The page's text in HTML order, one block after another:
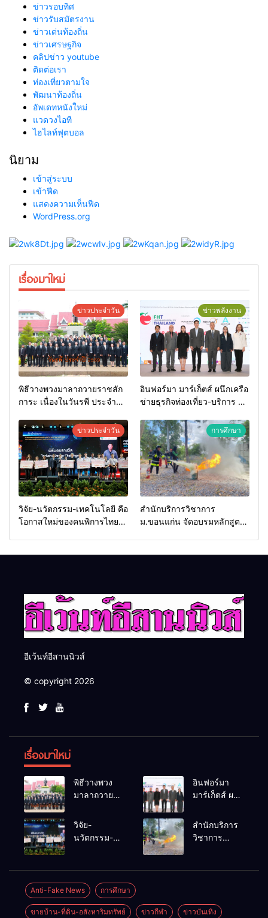
ข่าวรอบทิศ
ข่าวรับสมัตรงาน
ข่าวเด่นท้องถิ่น
ข่าวเศรษฐกิจ
คลิปข่าว youtube
ติดต่อเรา
ท่องเที่ยวตามใจ
พัฒนาท้องถิ่น
อัพเดทหนังใหม่
แวดวงไอที
ไฮไลท์ฟุตบอล
นิยาม
เข้าสู่ระบบ
เข้าฟีด
แสดงความเห็นฟีด
WordPress.org
เรื่องมาใหม่
ข่าวประจำวัน
พิธีวางพวงมาลาถวายราชสัก
การะ เนื่องในวันรพี ประจำปี
วันรพี เพื่อเชื่อมความสัมพันธ์
อันดีของหน่วยงานใน
กระบวนการยุติธรรม
ข่าวพลังงาน
อินฟอร์มา มาร์เก็ตส์ ผนึกเครือ
ข่ายธุรกิจท่องเที่ยว-บริการ จัด
2026 เชื่อม 4 งานใหญ่ สร้าง
โอกาสธุรกิจครบวงจร ด้วย
ครับ
ข่าวประจำวัน
วิจัย-นวัตกรรม-เทคโนโลยี คือ
โอกาสใหม่ของคนพิการไทย
การศึกษา
สำนักบริการวิชาการ
ม.ขอนแก่น จัดอบรมหลักสูตร
อีเว้นท์อีสานนิวส์
© copyright 2026
เรื่องมาใหม่
พิธีวางพวง
มาลาถวาย
เนื่องในวันรพี
ประจำปี
ฟุตบอลวันรพี
เพื่อเชื่อม
ความสัมพันธ์
อันดีของ
อินฟอร์มา
มาร์เก็ตส์ ผนึก
ธุรกิจท่อง
เที่ยว-บริการ
Thailand
สร้างโอกาส
วิจัย-
นวัตกรรม-
ไทย และพลัง
ขับเคลื่อน
เศรษฐกิจ
สำนักบริการ
วิชาการ
ศักยภาพเจ้า
Anti-Fake News การศึกษา
ขายบ้าน-ที่ดิน-อสังหาริมทรัพย์ ข่าวกีฬา ข่าวบันเทิง